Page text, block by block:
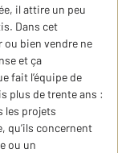
il attire un peu
Dans cet
bien vendre ne
et ça
fait l’équipe de
plus de trente ans :
les projets
qu’ils concernent
ou un